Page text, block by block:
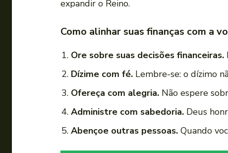
expandir o Reino.
Como alinhar suas finanças com a
Ore sobre suas decisões financeiras.
Dízime com fé. Lembre-se: o dízimo
Ofereça com alegria. Não espere
Administre com sabedoria. Deus
Abençoe outras pessoas. Quando